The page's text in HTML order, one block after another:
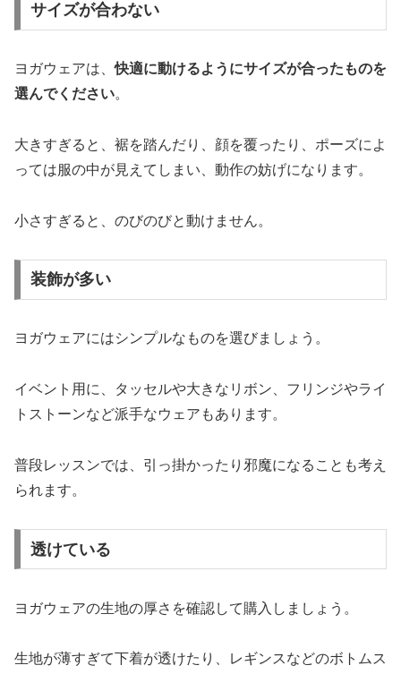
サイズが合わない
ヨガウェアは、快適に動けるようにサイズが合ったものを
選んでください。
大きすぎると、裾を踏んだり、顔を覆ったり、ポーズによ
っては服の中が見えてしまい、動作の妨げになります。
小さすぎると、のびのびと動けません。
装飾が多い
ヨガウェアにはシンプルなものを選びましょう。
イベント用に、タッセルや大きなリボン、フリンジやライ
トストーンなど派手なウェアもあります。
普段レッスンでは、引っ掛かったり邪魔になることも考え
られます。
透けている
ヨガウェアの生地の厚さを確認して購入しましょう。
生地が薄すぎて下着が透けたり、レギンスなどのボトムス